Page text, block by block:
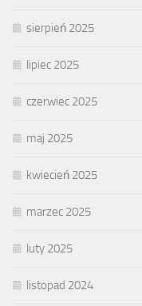
sierpień 2025
lipiec 2025
czerwiec 2025
maj 2025
kwiecień 2025
marzec 2025
luty 2025
listopad 2024